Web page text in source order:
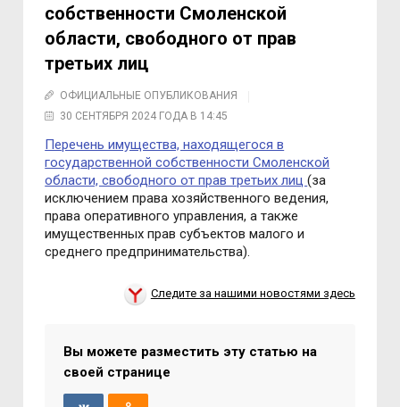
собственности Смоленской
области, свободного от прав
третьих лиц
ОФИЦИАЛЬНЫЕ ОПУБЛИКОВАНИЯ
30 СЕНТЯБРЯ 2024 ГОДА В 14:45
Перечень имущества, находящегося в
государственной собственности Смоленской
области, свободного от прав третьих лиц(за
исключением права хозяйственного ведения,
права оперативного управления, а также
имущественных прав субъектов малого и
среднего предпринимательства).
Следите за нашими новостями здесь
Вы можете разместить эту статью на
своей странице